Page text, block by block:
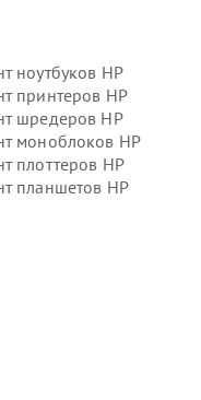
ноутбуков HP
принтеров HP
шредеров HP
моноблоков HP
плоттеров HP
планшетов HP